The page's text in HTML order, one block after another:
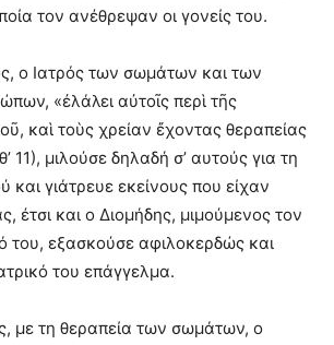
τον ανέθρεψαν οι γονείς του.
ο Ιατρός των σωμάτων και των
«ἐλάλει αὐτοῖς περὶ τῆς
καὶ τοὺς χρείαν ἔχοντας θεραπείας
11), μιλούσε δηλαδή σ’ αυτούς για τη
και γιάτρευε εκείνους που είχαν
έτσι και ο Διομήδης, μιμούμενος τον
του, εξασκούσε αφιλοκερδώς και
του επάγγελμα.
με τη θεραπεία των σωμάτων, ο